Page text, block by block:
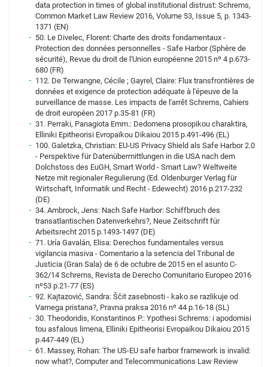
data protection in times of global institutional distrust: Schrems,
Common Market Law Review 2016, Volume 53, Issue 5, p. 1343-
1371 (EN)
50. Le Divelec, Florent: Charte des droits fondamentaux -
Protection des données personnelles - Safe Harbor (Sphère de
sécurité), Revue du droit de l'Union européenne 2015 nº 4 p.673-
680 (FR)
112. De Terwangne, Cécile ; Gayrel, Claire: Flux transfrontières de
données et exigence de protection adéquate à l'épeuve de la
surveillance de masse. Les impacts de l'arrêt Schrems, Cahiers
de droit européen 2017 p.35-81 (FR)
31. Perraki, Panagiota Emm.: Dedomena prosopikou charaktira,
Elliniki Epitheorisi Evropaïkou Dikaiou 2015 p.491-496 (EL)
100. Galetzka, Christian: EU-US Privacy Shield als Safe Harbor 2.0
- Perspektive für Datenübermittlungen in die USA nach dem
Dolchstoss des EuGH, Smart World - Smart Law? Weltweite
Netze mit regionaler Regulierung (Ed. Oldenburger Verlag für
Wirtschaft, Informatik und Recht - Edewecht) 2016 p.217-232
(DE)
34. Ambrock, Jens: Nach Safe Harbor: Schiffbruch des
transatlantischen Datenverkehrs?, Neue Zeitschrift für
Arbeitsrecht 2015 p.1493-1497 (DE)
71. Uría Gavalán, Elisa: Derechos fundamentales versus
vigilancia masiva - Comentario a la setencia del Tribunal de
Justicia (Gran Sala) de 6 de octubre de 2015 en el asunto C-
362/14 Schrems, Revista de Derecho Comunitario Europeo 2016
nº53 p.21-77 (ES)
92. Kajtazović, Sandra: Ščit zasebnosti - kako se razlikuje od
Varnega pristana?, Pravna praksa 2016 nº 44 p.16-18 (SL)
30. Theodoridis, Konstantinos P.: Ypothesi Schrems: i apodomisi
tou asfalous limena, Elliniki Epitheorisi Evropaïkou Dikaiou 2015
p.447-449 (EL)
61. Massey, Rohan: The US-EU safe harbor framework is invalid:
now what?, Computer and Telecommunications Law Review